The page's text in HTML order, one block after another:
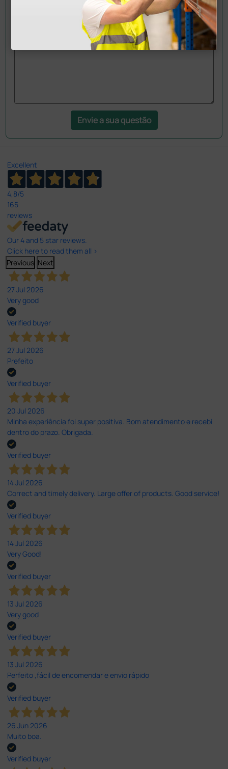
Ainda tem dúvidas?Necessita de mais
esclarecimentos? Envie agora a sua questão aos
colegas que já adquiriram este produto.
Envie a sua questão
Excellent
4,8/5
165
reviews
Our 4 and 5 star reviews.
Click here to read them all >
Previous Next
27 Jul 2026
Very good
Verified buyer
27 Jul 2026
Prefeito
Verified buyer
20 Jul 2026
Minha experiência foi super positiva. Bom atendimento e recebi
dentro do prazo. Obrigada.
Verified buyer
14 Jul 2026
Correct and timely delivery. Large offer of products. Good service!
Verified buyer
14 Jul 2026
Very Good!
Verified buyer
13 Jul 2026
Very good
Verified buyer
13 Jul 2026
Perfeito ,fácil de encomendar e envio rápido
Verified buyer
26 Jun 2026
Muito boa.
Verified buyer